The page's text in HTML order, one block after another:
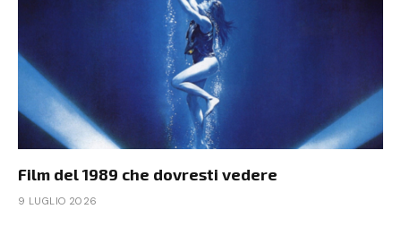
Film del 1989 che dovresti vedere
9 LUGLIO 2026